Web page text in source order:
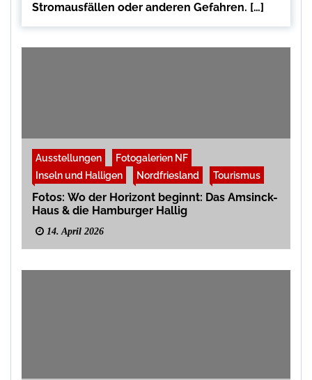
Stromausfällen oder anderen Gefahren. […]
Ausstellungen
Fotogalerien NF
Inseln und Halligen
Nordfriesland Tourismus
Fotos: Wo der Horizont beginnt: Das Amsinck-
Haus & die Hamburger Hallig
14. April 2026